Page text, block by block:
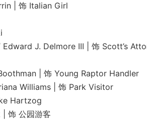
饰 Italian Girl
J. Delmore III | 饰 Scott’s
| 饰 Young Raptor Handler
| 饰 Park Visitor
公园游客